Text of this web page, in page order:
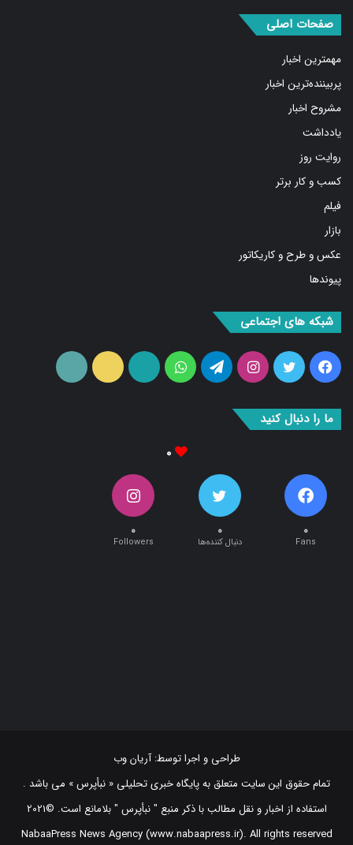
مهمترین اخبار
پربیننده‌ترین اخبار
مشروح اخبار
یادداشت
روایت روز
کسب و کار برتر
فیلم
بازار
عکس و طرح و کاریکاتور
پیوندها
فیس
بوک
توییتراینستاگرامتلگرامواتس
آپ
آپارات ایتا
تمام حقوق این سایت متعلق به پایگاه خبری تحلیلی « نبأپرس » می باشد .
استفاده از اخبار و نقل مطالب با ذکر منبع "‌ نبأپرس " بلامانع است. ©2021
NabaaPress News Agency (www.nabaapress.ir). All rights reserved
طراحی و اجرا توسط آریان وب!